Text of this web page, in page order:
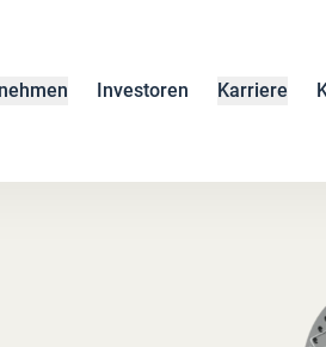
Investoren Karriere